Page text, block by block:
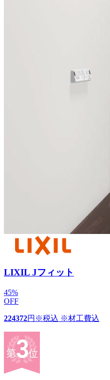
LIXIL Jフィット
45%
OFF
224372円 ※税込 ※材工費込